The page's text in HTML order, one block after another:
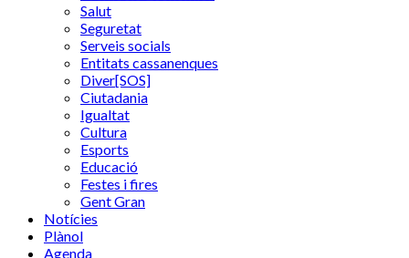
Salut
Seguretat
Serveis socials
Entitats cassanenques
Diver[SOS]
Ciutadania
Igualtat
Cultura
Esports
Educació
Festes i fires
Gent Gran
Notícies
Plànol
Agenda